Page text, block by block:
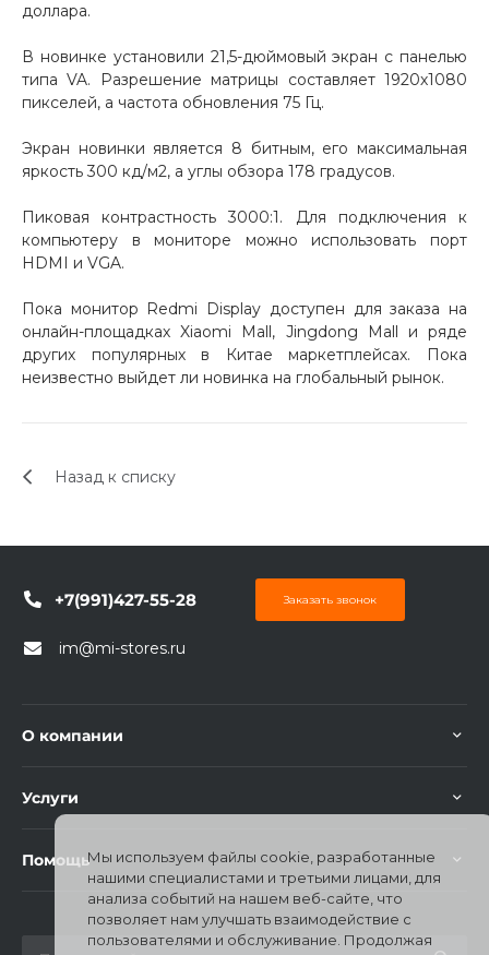
Добавляйте товары
Оплачивайте сегодня только
% картой любого банка
выбранный способом
Оставшиеся75 % будут
списыватьсяс вашей карты
по25%каждые 2 недели
об оплате Плайтом
Остались вопросы?
8 800 302-02-51
доллара.
В новинке установили 21,5-дюймовый экран с панелью
типа VA. Разрешение матрицы составляет 1920х1080
пикселей, а частота обновления 75 Гц.
Экран новинки является 8 битным, его максимальная
яркость 300 кд/м2, а углы обзора 178 градусов.
Пиковая контрастность 3000:1. Для подключения к
компьютеру в мониторе можно использовать порт
HDMI и VGA.
Пока монитор Redmi Display доступен для заказа на
онлайн-площадках Xiaomi Mall, Jingdong Mall и ряде
других популярных в Китае маркетплейсах. Пока
неизвестно выйдет ли новинка на глобальный рынок.
Назад к списку
+7(991)427-55-28 Заказать звонок
im@mi-stores.ru
О компании
Услуги
ПомощьМы используем файлы cookie, разработанные
нашими специалистами и третьими лицами, для
анализа событий на нашем веб-сайте, что
позволяет нам улучшать взаимодействие с
пользователями и обслуживание. Продолжая